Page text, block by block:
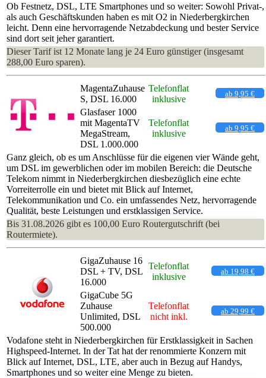
Ob Festnetz, DSL, LTE Smartphones und so weiter: Sowohl Privat-,
als auch Geschäftskunden haben es mit O2 in Niederbergkirchen
leicht. Denn eine hervorragende Netzabdeckung und bester Service
sind dort seit jeher garantiert.
Dieser Tarif ist 12 Monate lang je 24 Euro günstiger (insgesamt
288,00 Euro sparen).
MagentaZuhause
S, DSL 16.000
Telefonflat
inklusive
ab 9,95 €
Glasfaser 1000
mit MagentaTV
MegaStream,
DSL 1.000.000
Telefonflat
inklusive
ab 9,95 €
Ganz gleich, ob es um Anschlüsse für die eigenen vier Wände geht,
um DSL im gewerblichen oder im mobilen Bereich: die Deutsche
Telekom nimmt in Niederbergkirchen diesbezüglich eine echte
Vorreiterrolle ein und bietet mit Blick auf Internet,
Telekommunikation und Co. ein umfassendes Netz, hervorragende
Qualität, beste Leistungen und erstklassigen Service.
Bis 31.08.2026 gibt es 100,00 Euro Routergutschrift (bei
Routermiete).
GigaZuhause 16
DSL + TV, DSL
16.000
Telefonflat
inklusive
ab 19,98 €
GigaCube 5G
Zuhause
Unlimited, DSL
500.000
Telefonflat
nicht inkl.
ab 29,99 €
Vodafone steht in Niederbergkirchen für Erstklassigkeit in Sachen
Highspeed-Internet. In der Tat hat der renommierte Konzern mit
Blick auf Internet, DSL, LTE, aber auch in Bezug auf Handys,
Smartphones und so weiter eine Menge zu bieten.